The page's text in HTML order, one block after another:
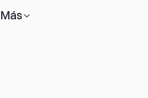
Más